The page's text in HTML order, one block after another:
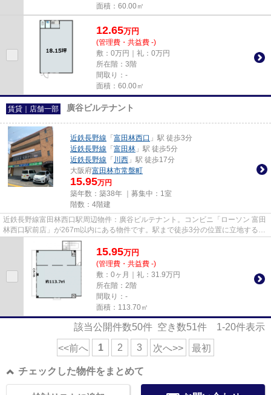
面積：60.00㎡
12.65万円
(管理費・共益費 -)
敷：0万円｜礼：0万円
所在階：3階
間取り：-
面積：60.00㎡
賃貸｜店舗一部 廣谷ビルテナント
近鉄長野線 「 富田林西口 」駅 徒歩3分
近鉄長野線 「 富田林 」駅 徒歩5分
近鉄長野線 「 川西 」駅 徒歩17分
大阪府富田林市常盤町
15.95万円
築年数：築38年 ｜募集中： 1室
階数：4階建
近鉄長野線富田林西口駅周辺物件：廣谷ビルテナント。コンビニ「ローソン 富田
林西口駅前店」が267m以内にある物件です。駅まで徒歩3分の位置に立地する、
アクセス良好な物件です。
15.95万円
(管理費・共益費 -)
敷：0ヶ月｜礼：31.9万円
所在階：2階
間取り：-
面積：113.70㎡
該当公開件数50件 空き数51件 1-20件表示
<<前へ 1 2 3 次へ>> 最初
チェックした物件をまとめて